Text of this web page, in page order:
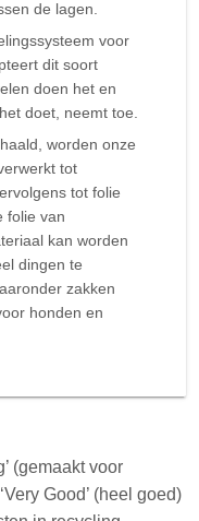
de lagen.
voor
dit soort
doen het en
doet, neemt toe.
worden onze
tot
tot folie
folie van
kan worden
dingen te
zakken
honden en
(gemaakt voor
Good’ (heel goed)